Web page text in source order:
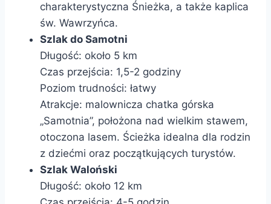
charakterystyczna Śnieżka, a także kaplica
św. Wawrzyńca.
Szlak do Samotni
Długość: około 5 km
Czas przejścia: 1,5-2 godziny
Poziom trudności: łatwy
Atrakcje: malownicza chatka górska
„Samotnia”, położona nad wielkim stawem,
otoczona lasem. Ścieżka idealna dla rodzin
z dziećmi oraz początkujących turystów.
Szlak Waloński
Długość: około 12 km